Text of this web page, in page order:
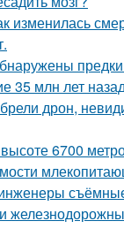
изменилась
35 млн лет
дрон,
6700